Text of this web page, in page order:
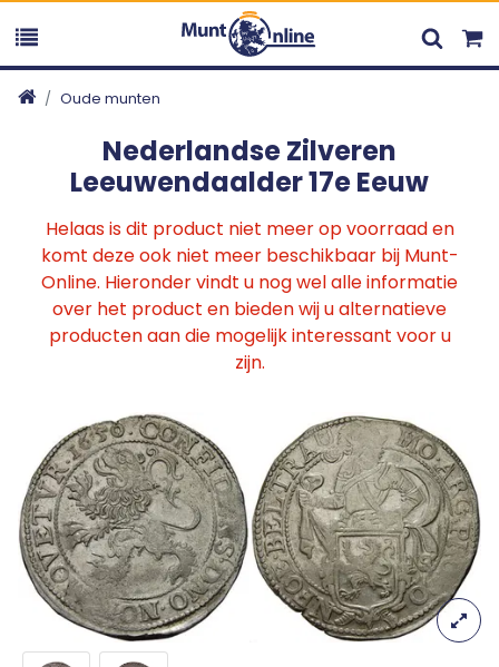
Oude munten
Nederlandse Zilveren
Leeuwendaalder 17e Eeuw
Helaas is dit product niet meer op voorraad en
komt deze ook niet meer beschikbaar bij Munt-
Online. Hieronder vindt u nog wel alle informatie
over het product en bieden wij u alternatieve
producten aan die mogelijk interessant voor u
zijn.